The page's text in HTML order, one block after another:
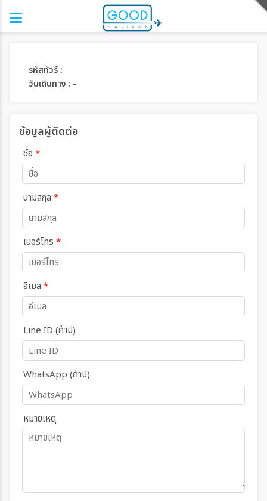
รหัสทัวร์ :
วันเดินทาง : -
ข้อมูลผู้ติดต่อ
ชื่อ *
นามสกุล *
เบอร์โทร *
อีเมล *
Line ID (ถ้ามี)
WhatsApp (ถ้ามี)
หมายเหตุ